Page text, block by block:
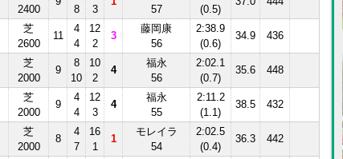
2400
8
3
57
(0.5)
芝
2600
11
4
4
12
2
3
藤岡康
56
2:38.9
(0.6)
34.9 436
芝
2000
9
8
10
10
2
4
福永
56
2:02.1
(0.7)
35.6 448
芝
2000
9
4
4
12
3
4
福永
55
2:11.2
(1.1)
38.5 432
芝
2000
8
4
7
16
1
1
モレイラ
54
2:02.5
(0.4)
36.3 442